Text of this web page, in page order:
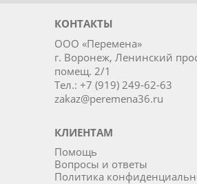
КОНТАКТЫ
ООО «Перемена»
г. Воронеж, Ленинский
помещ. 2/1
Тел.: +7 (919) 249-62-63
zakaz@peremena36.ru
КЛИЕНТАМ
Помощь
Вопросы и ответы
Политика